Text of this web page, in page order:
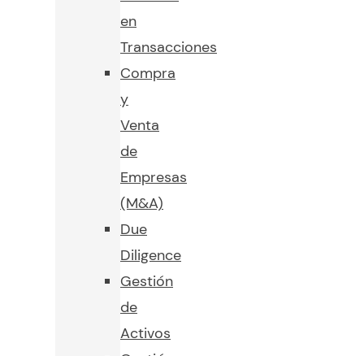
en
Transacciones
Compra
y
Venta
de
Empresas
(M&A)
Due
Diligence
Gestión
de
Activos